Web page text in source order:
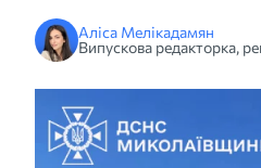
Аліса Мелікадамян
Випускова редакторка,